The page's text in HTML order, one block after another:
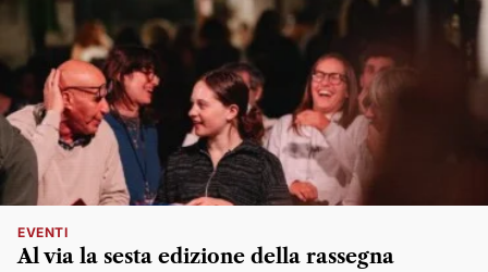
EVENTI
Al via la sesta edizione della rassegna